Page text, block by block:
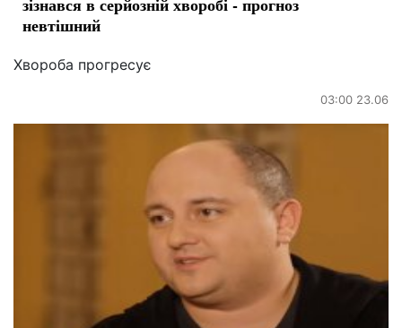
зізнався в серйозній хворобі - прогноз
невтішний
Хвороба прогресує
03:00 23.06